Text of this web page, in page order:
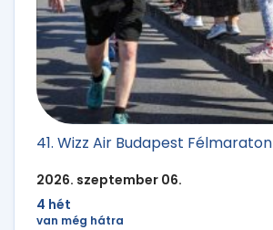
41. Wizz Air Budapest Félmaraton
2026. szeptember 06.
4 hét
van még hátra